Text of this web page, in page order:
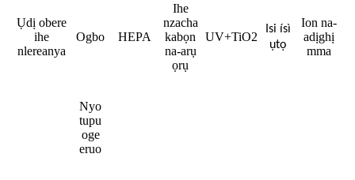
Ụdị obere
ihe
nlereanya
Ogbo HEPA
Ihe
nzacha
kabọn
na-arụ
ọrụ
UV+TiO2
Isi ísì
ụtọ
Ion na-
adịghị
mma
Nyo
tupu
oge
eruo